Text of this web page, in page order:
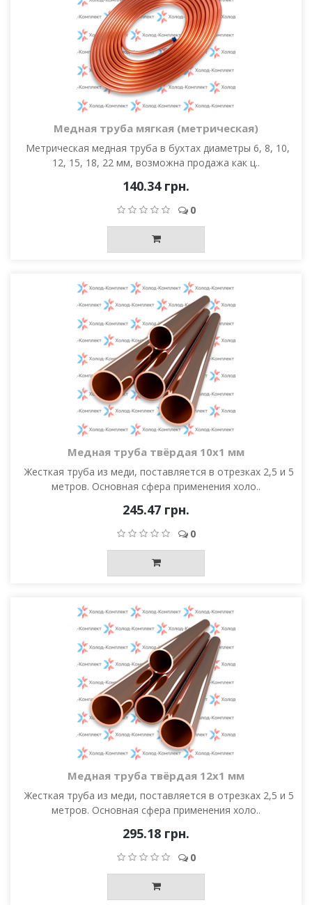
Медная труба мягкая (метрическая)
Метрическая медная труба в бухтах диаметры 6, 8, 10,
12, 15, 18, 22 мм, возможна продажа как ц..
140.34 грн.
0
Медная труба твёрдая 10х1 мм
Жесткая труба из меди, поставляется в отрезках 2,5 и 5
метров. Основная сфера применения холо..
245.47 грн.
0
Медная труба твёрдая 12х1 мм
Жесткая труба из меди, поставляется в отрезках 2,5 и 5
метров. Основная сфера применения холо..
295.18 грн.
0